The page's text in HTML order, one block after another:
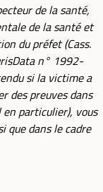
de la santé,
de la santé et
du préfet (Cass.
n° 1992-
si la victime a
des preuves dans
en particulier), vous
que dans le cadre